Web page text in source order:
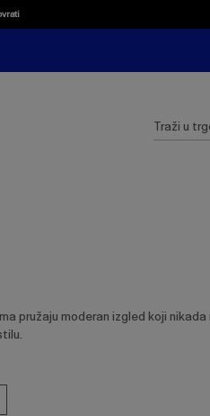
pružaju moderan izgled koji nikada